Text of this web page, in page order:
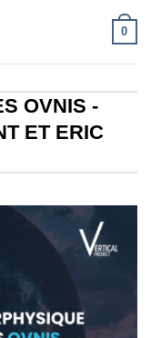
0
OVNIS -
ET ERIC